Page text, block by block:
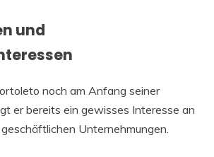
und
noch am Anfang seiner
er bereits ein gewisses Interesse an
Unternehmungen.